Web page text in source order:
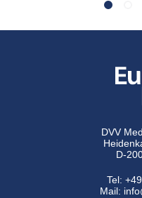
DVV
D-
Tel:
Mail: